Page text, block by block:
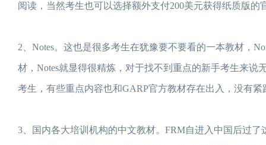
阅读，当然考生也可以选择额外支付200美元获得纸质版的
2、Notes。这也是很多考生在犹豫要不要看的一本教材，
材，Notes就显得很精炼，对于找不到重点的新手考生来
考生，有些重点内容也和GARP官方教材存在出入，没有
3、国内各大培训机构的中文教材。FRM自进入中国后过